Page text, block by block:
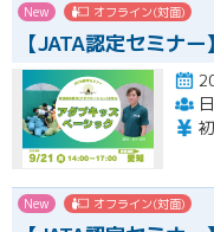
New オフライン(対面)
【JATA認定セミナ
New オフライン(対面)